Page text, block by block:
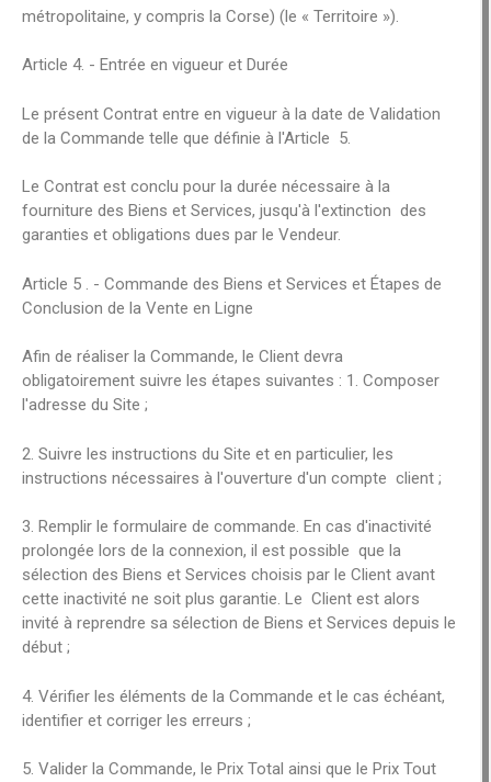
métropolitaine, y compris la Corse) (le « Territoire »).
Article 4. - Entrée en vigueur et Durée
Le présent Contrat entre en vigueur à la date de Validation
de la Commande telle que définie à l'Article 5.
Le Contrat est conclu pour la durée nécessaire à la
fourniture des Biens et Services, jusqu'à l'extinction des
garanties et obligations dues par le Vendeur.
Article 5 . - Commande des Biens et Services et Étapes de
Conclusion de la Vente en Ligne
Afin de réaliser la Commande, le Client devra
obligatoirement suivre les étapes suivantes : 1. Composer
l'adresse du Site ;
2. Suivre les instructions du Site et en particulier, les
instructions nécessaires à l'ouverture d'un compte client ;
3. Remplir le formulaire de commande. En cas d'inactivité
prolongée lors de la connexion, il est possible que la
sélection des Biens et Services choisis par le Client avant
cette inactivité ne soit plus garantie. Le Client est alors
invité à reprendre sa sélection de Biens et Services depuis le
début ;
4. Vérifier les éléments de la Commande et le cas échéant,
identifier et corriger les erreurs ;
5. Valider la Commande, le Prix Total ainsi que le Prix Tout